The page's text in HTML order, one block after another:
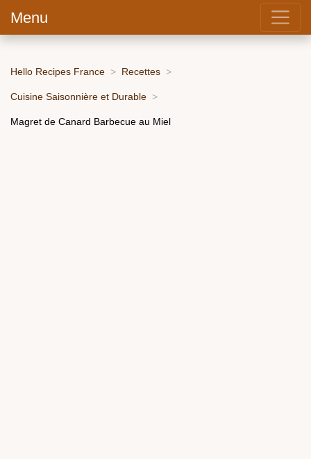
Menu
Hello Recipes France Recettes
Cuisine Saisonnière et Durable
Magret de Canard Barbecue au Miel